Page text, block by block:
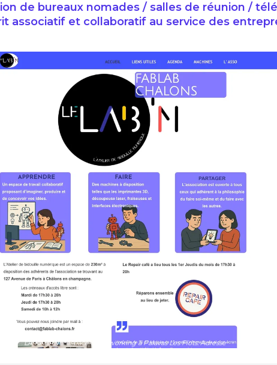
de bureaux nomades / salles de réunion /
associatif et collaboratif au service des
LA KABANE: espace de coworking à Palavas Les Flots: Adresse